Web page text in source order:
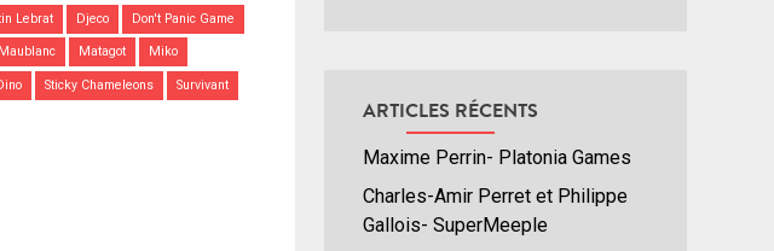
Lebrat Djeco Don't Panic Game
Matagot Miko
Sticky Chameleons Survivant
ARTICLES RÉCENTS
Maxime Perrin- Platonia Games
Charles-Amir Perret et Philippe
Gallois- SuperMeeple